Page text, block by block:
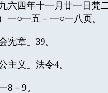
六四年十一月廿一日梵
一○一五－一○一八页。
宪章」39。
主义」法令4。
8－9。